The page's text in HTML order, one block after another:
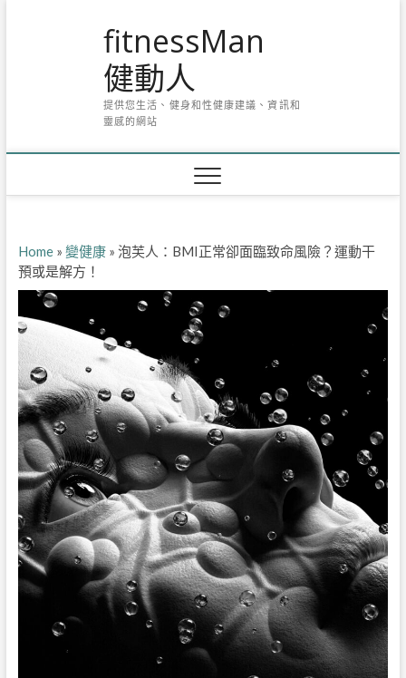
fitnessMan
健動人
提供您生活、健身和性健康建議、資訊和
靈感的網站
Home» 變健康» 泡芙人：BMI正常卻面臨致命風險？運動干
預或是解方！